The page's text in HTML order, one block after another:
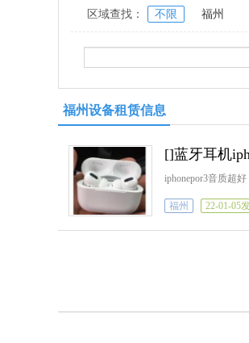
区域查找： 不限 福州
福州设备租赁信息
[]蓝牙耳机
iphonepor3音质超
福州 22-01-05